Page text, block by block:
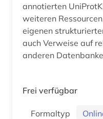
annotierten
weiteren
eigenen
auch Verweise auf
anderen
Frei verfügbar
Formaltyp